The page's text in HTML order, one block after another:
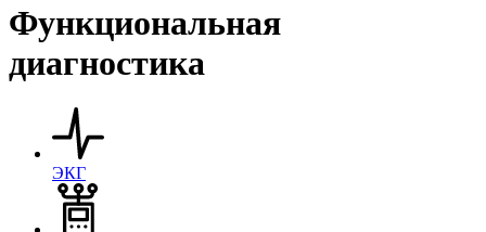
Функциональная
диагностика
ЭКГ